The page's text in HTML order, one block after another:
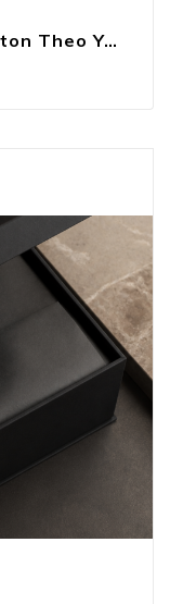
Dịch Vụ Sản Xuất Thùng Carton Theo Yêu Cầu